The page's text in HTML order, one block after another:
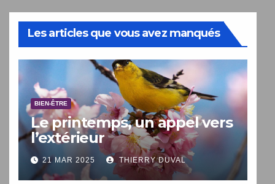
Les articles que vous avez manqués
BIEN-ÊTRE
Le printemps, un appel vers
l’extérieur
21 MAR 2025 THIERRY DUVAL